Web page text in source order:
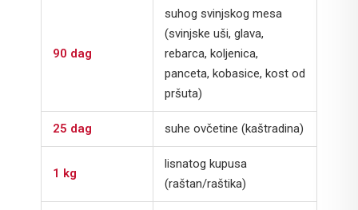
90 dag
suhog svinjskog mesa
(svinjske uši, glava,
rebarca, koljenica,
panceta, kobasice, kost od
pršuta)
25 dag suhe ovčetine (kaštradina)
1 kg
lisnatog kupusa
(raštan/raštika)